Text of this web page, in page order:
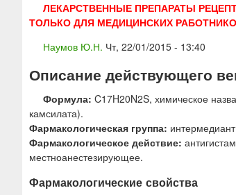
н ЛЕКАРСТВЕННЫЕ ПРЕПАРАТЫ
ТОЛЬКО ДЛЯ МЕДИЦИНСКИХ
Наумов Ю.Н. Чт, 22/01/2015 - 13:40
Описание действующего
Формула: C17H20N2S, химическое
камсилата).
Фармакологическая группа:
Фармакологическое действие:
местноанестезирующее.
Фармакологические свойства